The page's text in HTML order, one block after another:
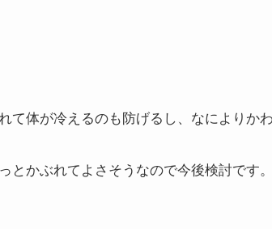
体が冷えるのも防げるし、なによりか
かぶれてよさそうなので今後検討です。